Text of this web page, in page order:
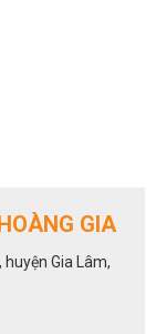
GIA
Gia Lâm,